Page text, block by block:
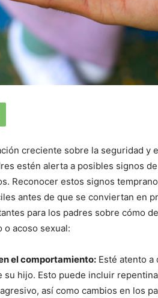
creciente sobre la seguridad y
estén alerta a posibles signos
Reconocer estos signos
antes de que se conviertan en
para los padres sobre cómo
o acoso sexual:
el comportamiento: Esté atento
su hijo. Esto puede incluir
así como cambios en los